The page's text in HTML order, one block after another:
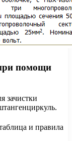
помощи
зачистки